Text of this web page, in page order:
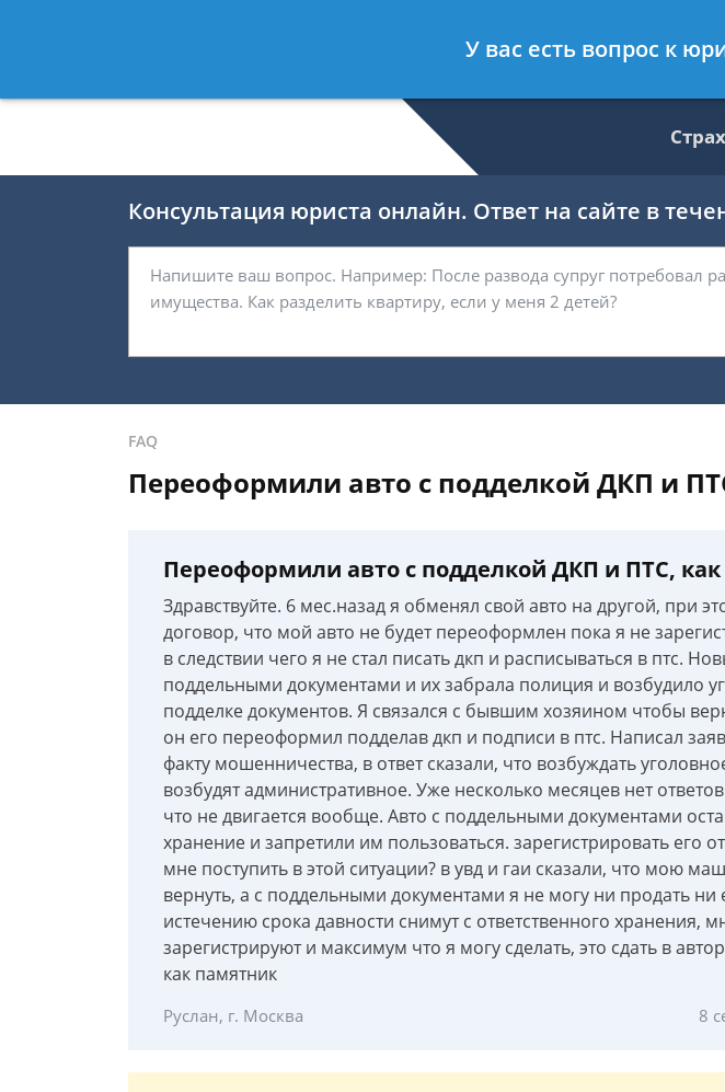
- Автоюрист, консультант
Консультация юриста онлайн. Ответ на сайте в
FAQ
Переоформили авто с подделкой ДКП и
Переоформили авто с подделкой ДКП и ПТС, как
Здравствуйте. 6 мес.назад я обменял свой авто на другой, при
договор, что мой авто не будет переоформлен пока я не
в следствии чего я не стал писать дкп и расписываться в птс.
поддельными документами и их забрала полиция и возбудило
подделке документов. Я связался с бывшим хозяином чтобы
он его переоформил подделав дкп и подписи в птс. Написал
факту мошенничества, в ответ сказали, что возбуждать
возбудят административное. Уже несколько месяцев нет
что не двигается вообще. Авто с поддельными документами
хранение и запретили им пользоваться. зарегистрировать его
мне поступить в этой ситуации? в увд и гаи сказали, что мою
вернуть, а с поддельными документами я не могу ни продать ни
истечению срока давности снимут с ответственного хранения,
зарегистрируют и максимум что я могу сделать, это сдать в
как памятник
Руслан, г. Москва 8
У вас есть вопрос к